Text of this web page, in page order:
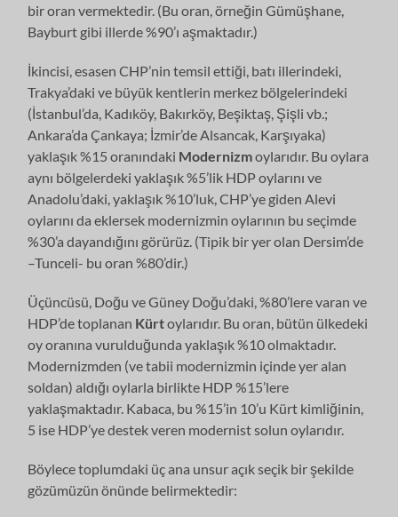
bir oran vermektedir. (Bu oran, örneğin Gümüşhane,
Bayburt gibi illerde %90’ı aşmaktadır.)
İkincisi, esasen CHP’nin temsil ettiği, batı illerindeki,
Trakya’daki ve büyük kentlerin merkez bölgelerindeki
(İstanbul’da, Kadıköy, Bakırköy, Beşiktaş, Şişli vb.;
Ankara’da Çankaya; İzmir’de Alsancak, Karşıyaka)
yaklaşık %15 oranındaki Modernizmoylarıdır. Bu oylara
aynı bölgelerdeki yaklaşık %5’lik HDP oylarını ve
Anadolu’daki, yaklaşık %10’luk, CHP’ye giden Alevi
oylarını da eklersek modernizmin oylarının bu seçimde
%30’a dayandığını görürüz. (Tipik bir yer olan Dersim’de
–Tunceli- bu oran %80’dir.)
Üçüncüsü, Doğu ve Güney Doğu’daki, %80’lere varan ve
HDP’de toplanan Kürtoylarıdır. Bu oran, bütün ülkedeki
oy oranına vurulduğunda yaklaşık %10 olmaktadır.
Modernizmden (ve tabii modernizmin içinde yer alan
soldan) aldığı oylarla birlikte HDP %15’lere
yaklaşmaktadır. Kabaca, bu %15’in 10’u Kürt kimliğinin,
5 ise HDP’ye destek veren modernist solun oylarıdır.
Böylece toplumdaki üç ana unsur açık seçik bir şekilde
gözümüzün önünde belirmektedir: